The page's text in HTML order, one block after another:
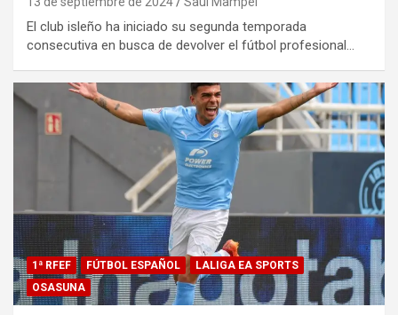
El club isleño ha iniciado su segunda temporada
consecutiva en busca de devolver el fútbol profesional…
1ª RFEF FÚTBOL ESPAÑOL
LALIGA EA SPORTS
OSASUNA